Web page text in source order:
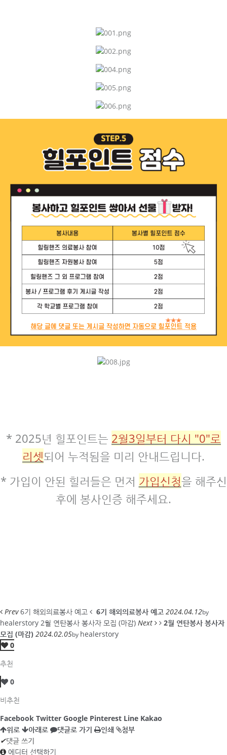
* 2025년 힐포인트는 2월3일부터 다시 "0"로
리셋되어 누적됨을 미리 안내드립니다.
* 가입이 안된 힐러들은 먼저 가입신청을 해주신
후에 봉사인증 해주세요.
Prev6기 해외의료봉사 예고 6기 해외의료봉사 예고 2024.04.12by
healerstory 2월 연탄봉사 봉사자 모집 (마감) Next
2월 연탄봉사 봉사자
모집 (마감) 2024.02.05by healerstory
0
추천
0
비추천
Facebook Twitter Google Pinterest Line Kakao
위로
아래로 댓글로 가기 인쇄
첨부
✔댓글 쓰기
에디터 선택하기